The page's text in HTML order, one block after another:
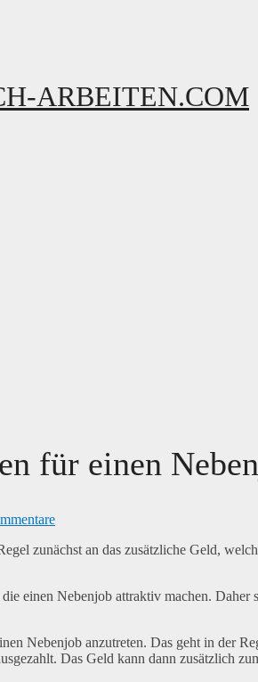
ARBEITEN.COM
für einen
zunächst an das zusätzliche Geld,
einen Nebenjob attraktiv machen.
Nebenjob anzutreten. Das geht in der
Das Geld kann dann zusätzlich